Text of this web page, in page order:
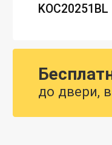
KOC20251BL
до двери,